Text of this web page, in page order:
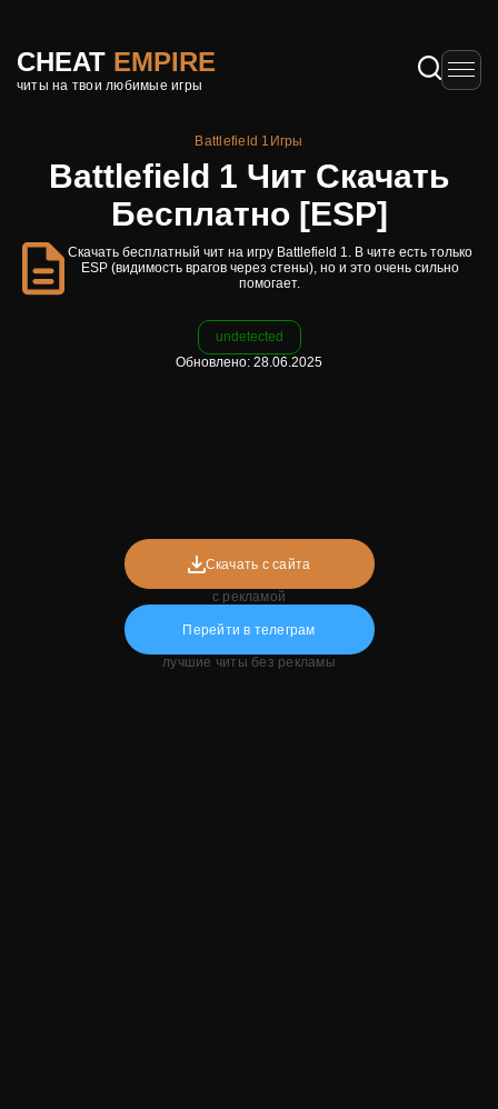
CHEAT EMPIRE
читы на твои любимые игры
Battlefield 1 Игры
Battlefield 1 Чит Скачать
Бесплатно [ESP]
Скачать бесплатный чит на игру Battlefield 1. В чите есть только
ESP (видимость врагов через стены), но и это очень сильно
помогает.
undetected
Обновлено: 28.06.2025
Скачать с сайта
с рекламой
Перейти в телеграм
лучшие читы без рекламы